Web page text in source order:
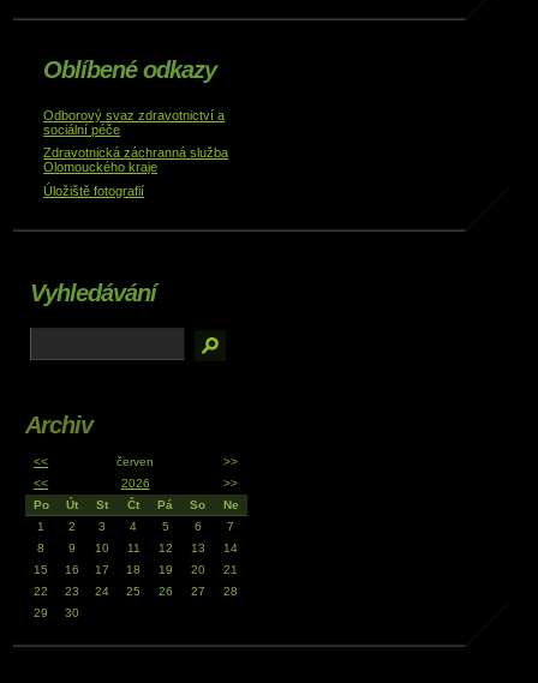
Oblíbené odkazy
Odborový svaz zdravotnictví a
sociální péče
Zdravotnická záchranná služba
Olomouckého kraje
Úložiště fotografií
Vyhledávání
Archiv
<< červen
>>
<<
2026
>>
Po
Út St Čt Pá So
Ne
1
2 3 4 5 6
7
8
9 10 11 12 13
14
15
16 17 18 19 20
21
22
23 24 25 26 27
28
29
30